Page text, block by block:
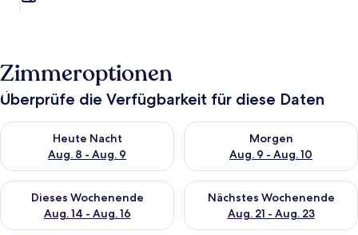
Zimmeroptionen
Überprüfe die Verfügbarkeit für diese Daten
Heute Nacht
Aug. 8 - Aug. 9
Überprüfe die Verfügbarkeit für heute Nacht, Aug. 8 - Aug. 9.
Morgen
Aug. 9 - Aug. 10
Überprüfe die Verfügbarkeit
Dieses Wochenende
Aug. 14 - Aug. 16
Überprüfe die Verfügbarkeit für dieses Wochenende, Aug. 14
Nächstes Wochenende
Aug. 21 - Aug. 23
Überprüfe die Verfügbarkeit